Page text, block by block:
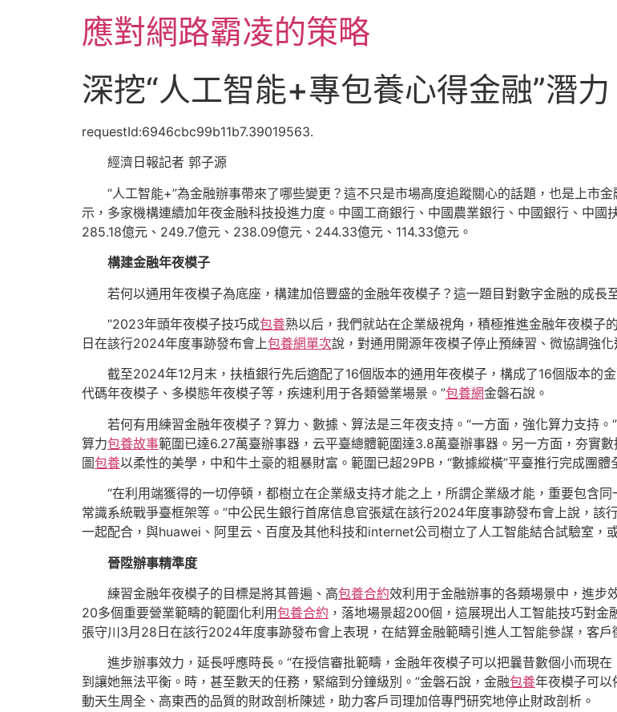
應對網路霸凌的策略
深挖“人工智能+專包養心得金融”潛力
requestId:6946cbc99b11b7.39019563.
經濟日報記者 郭子源
“人工智能+”為金融辦事帶來了哪些變更？這不只是市場高度追蹤關心的話題，也是上市
示，多家機構連續加年夜金融科技投進力度。中國工商銀行、中國農業銀行、中國銀行、中國
285.18億元、249.7億元、238.09億元、244.33億元、114.33億元。
構建金融年夜模子
若何以通用年夜模子為底座，構建加倍豐盛的金融年夜模子？這一題目對數字金融的成長
“2023年頭年夜模子技巧成包養熟以后，我們就站在企業級視角，積極推進金融年夜模子
日在該行2024年度事跡發布會上包養網單次說，對通用開源年夜模子停止預練習、微協調強
截至2024年12月末，扶植銀行先后適配了16個版本的通用年夜模子，構成了16個版本的
代碼年夜模子、多模態年夜模子等，疾速利用于各類營業場景。”包養網金磐石說。
若何有用練習金融年夜模子？算力、數據、算法是三年夜支持。“一方面，強化算力支持
算力包養故事範圍已達6.27萬臺辦事器，云平臺總體範圍達3.8萬臺辦事器。另一方面，夯實
圖包養以柔性的美學，中和牛土豪的粗暴財富。範圍已超29PB，“數據縱橫”平臺推行完成團體
“在利用端獲得的一切停頓，都樹立在企業級支持才能之上，所謂企業級才能，重要包含
常識系統戰爭臺框架等。”中公民生銀行首席信息官張斌在該行2024年度事跡發布會上說，該
一起配合，與huawei、阿里云、百度及其他科技和internet公司樹立了人工智能結合試驗室，
晉陞辦事精準度
練習金融年夜模子的目標是將其普遍、高包養合約效利用于金融辦事的各類場景中，進步
20多個重要營業範疇的範圍化利用包養合約 ，落地場景超200個，這展現出人工智能技巧對
張守川3月28日在該行2024年度事跡發布會上表現，在結算金融範疇引進人工智能參謀，客戶
進步辦事效力，延長呼應時長。“在授信審批範疇，金融年夜模子可以把曩昔數個小而現
到讓她無法平衡。時，甚至數天的任務，緊縮到分鐘級別。”金磐石說，金融包養年夜模子可以
動天生周全、高東西的品質的財政剖析陳述，助力客戶司理加倍專門研究地停止財政剖析。